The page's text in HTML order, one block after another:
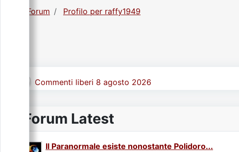
Forum Profilo per raffy1949
Commenti liberi 8 agosto 2026
Forum Latest
Il Paranormale esiste nonostante Polidoro...